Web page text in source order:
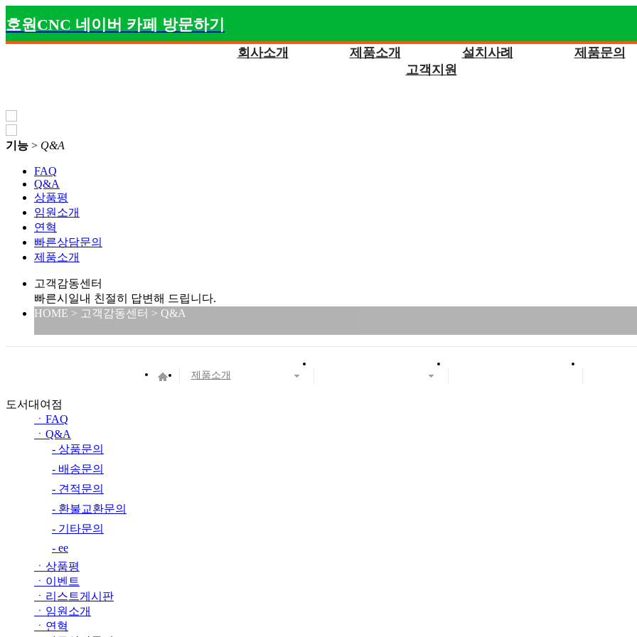
호원CNC 네이버 카페 방문하기
회사소개 제품소개 설치사례
제품문의
고객지원
기능 > Q&A
FAQ
Q&A
상품평
임원소개
연혁
빠른상담문의
제품소개
고객감동센터
빠른시일내 친절히 답변해 드립니다.
HOME > 고객감동센터 > Q&A
제품소개
도서대여점
ㆍ FAQ
ㆍ Q&A
- 상품문의
- 배송문의
- 견적문의
- 환불교환문의
- 기타문의
- ee
ㆍ 상품평
ㆍ 이벤트
ㆍ 리스트게시판
ㆍ 임원소개
ㆍ 연혁